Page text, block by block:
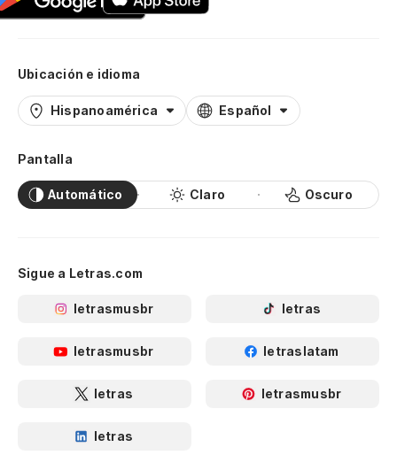
Ubicación e idioma
Hispanoamérica Español
Pantalla
Automático Claro Oscuro
Sigue a Letras.com
letrasmusbr letras
letrasmusbr letraslatam
letras letrasmusbr
letras